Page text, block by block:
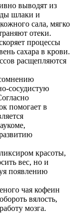
выводят из
шлаки и
сала, мягко
отеки.
процессы
сахара в крови.
расщепляются
сосудистую
помогает в
красоты,
вес, но и
появлению
чая кофеин
вялость,
мозга.